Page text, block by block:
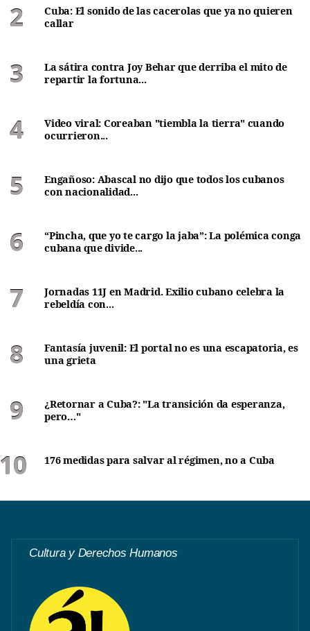
Cuba: El sonido de las cacerolas que ya no quieren
callar
La sátira contra Joy Behar que derriba el mito de
repartir la fortuna...
Video viral: Coreaban "tiembla la tierra" cuando
ocurrieron...
Engañoso: Abascal no dijo que todos los cubanos
con nacionalidad...
“Pincha, que yo te cargo la jaba”: La polémica conga
cubana que divide...
Jornadas 11J en Madrid. Exilio cubano celebra la
rebeldía con...
Fantasía juvenil: El portal no es una escapatoria, es
una grieta
¿Retornar a Cuba?: "La transición da esperanza,
pero…"
176 medidas para salvar al régimen, no a Cuba
Cultura y Derechos Humanos